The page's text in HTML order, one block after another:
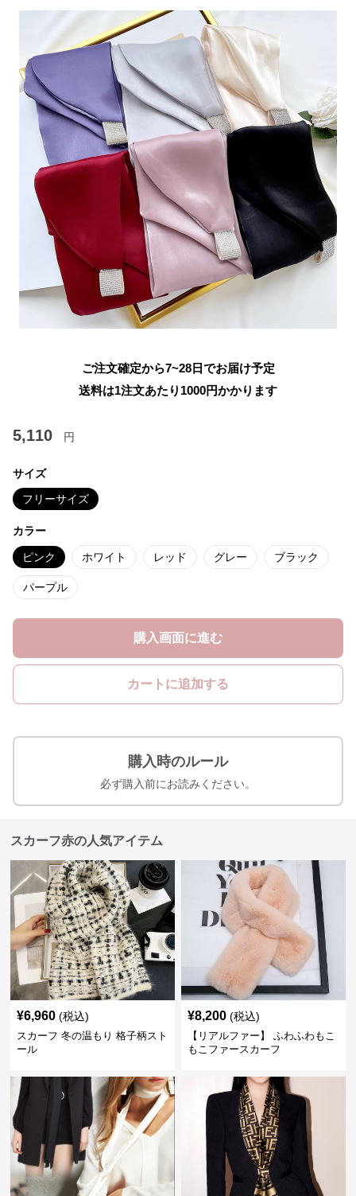
ご注文確定から7~28日でお届け予定
送料は1注文あたり 1000円かかります
5,110 円
サイズ
フリーサイズ
カラー
ピンク ホワイト レッド グレー ブラック
パープル
購入画面に進む
カートに追加する
購入時のルール
必ず購入前にお読みください。
スカーフ赤の人気アイテム
¥6,960 (税込)
スカーフ 冬の温もり 格子柄スト
ール
¥8,200 (税込)
【リアルファー】 ふわふわもこ
もこファースカーフ